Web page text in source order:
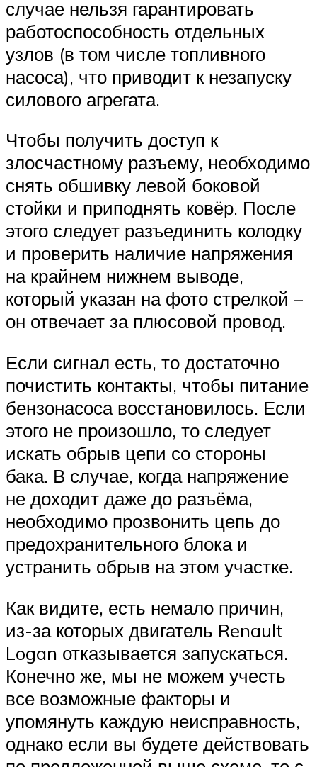
случае нельзя гарантировать
работоспособность отдельных
узлов (в том числе топливного
насоса), что приводит к незапуску
силового агрегата.
Чтобы получить доступ к
злосчастному разъему, необходимо
снять обшивку левой боковой
стойки и приподнять ковёр. После
этого следует разъединить колодку
и проверить наличие напряжения
на крайнем нижнем выводе,
который указан на фото стрелкой –
он отвечает за плюсовой провод.
Если сигнал есть, то достаточно
почистить контакты, чтобы питание
бензонасоса восстановилось. Если
этого не произошло, то следует
искать обрыв цепи со стороны
бака. В случае, когда напряжение
не доходит даже до разъёма,
необходимо прозвонить цепь до
предохранительного блока и
устранить обрыв на этом участке.
Как видите, есть немало причин,
из-за которых двигатель Renault
Logan отказывается запускаться.
Конечно же, мы не можем учесть
все возможные факторы и
упомянуть каждую неисправность,
однако если вы будете действовать